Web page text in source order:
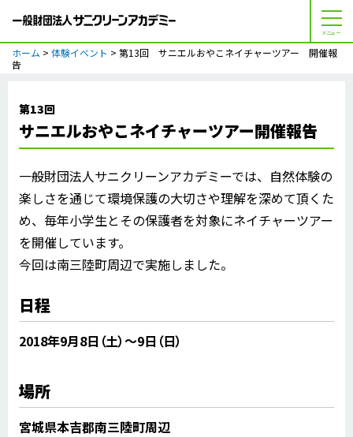
メニュー
ホーム > 体験イベント > 第13回 サニエルおやこネイチャーツアー 開催報
告
第13回
サニエルおやこネイチャーツアー開催報告
一般財団法人サニクリーンアカデミーでは、自然体験の
楽しさを通じて環境保護の大切さや理解を深めて頂くた
め、毎年小学生とその保護者を対象にネイチャーツアー
を開催しています。
今回は南三陸町周辺で実施しました。
日程
2018年9月8日（土）～9日（日）
場所
宮城県本吉郡南三陸町周辺